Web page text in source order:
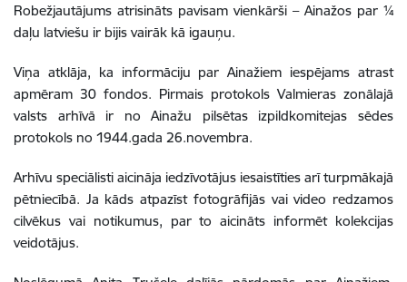
Robežjautājums atrisināts pavisam vienkārši – Ainažos par ¼
daļu latviešu ir bijis vairāk kā igauņu.
Viņa atklāja, ka informāciju par Ainažiem iespējams atrast
apmēram 30 fondos. Pirmais protokols Valmieras zonālajā
valsts arhīvā ir no Ainažu pilsētas izpildkomitejas sēdes
protokols no 1944.gada 26.novembra.
Arhīvu speciālisti aicināja iedzīvotājus iesaistīties arī turpmākajā
pētniecībā. Ja kāds atpazīst fotogrāfijās vai video redzamos
cilvēkus vai notikumus, par to aicināts informēt kolekcijas
veidotājus.